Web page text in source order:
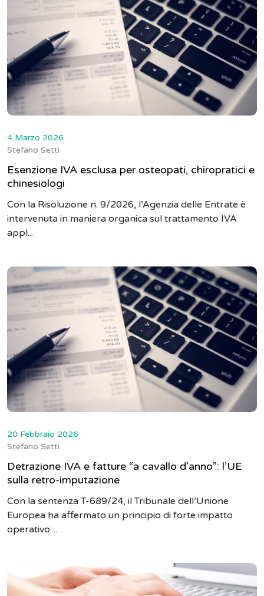
4 Marzo 2026
Stefano Setti
Esenzione IVA esclusa per osteopati, chiropratici e
chinesiologi
Con la Risoluzione n. 9/2026, l’Agenzia delle Entrate è
intervenuta in maniera organica sul trattamento IVA
appl...
20 Febbraio 2026
Stefano Setti
Detrazione IVA e fatture “a cavallo d’anno”: l’UE
sulla retro-imputazione
Con la sentenza T-689/24, il Tribunale dell’Unione
Europea ha affermato un principio di forte impatto
operativo:...